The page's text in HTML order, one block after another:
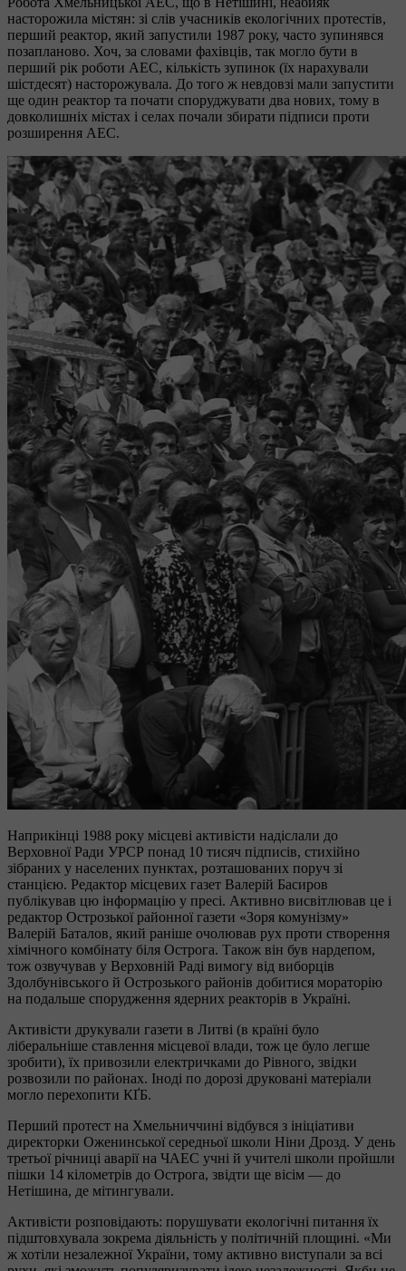
насторожила містян: зі слів учасників екологічних протестів,
перший реактор, який запустили 1987 року, часто зупинявся
позапланово. Хоч, за словами фахівців, так могло бути в
перший рік роботи АЕС, кількість зупинок (їх нарахували
шістдесят) насторожувала. До того ж невдовзі мали запустити
ще один реактор та почати споруджувати два нових, тому в
довколишніх містах і селах почали збирати підписи проти
розширення АЕС.
Наприкінці 1988 року місцеві активісти надіслали до
Верховної Ради УРСР понад 10 тисяч підписів, стихійно
зібраних у населених пунктах, розташованих поруч зі
станцією. Редактор місцевих газет Валерій Басиров
публікував цю інформацію у пресі. Активно висвітлював це і
редактор Острозької районної газети «Зоря комунізму»
Валерій Баталов, який раніше очолював рух проти створення
хімічного комбінату біля Острога. Також він був нардепом,
тож озвучував у Верховній Раді вимогу від виборців
Здолбунівського й Острозького районів добитися мораторію
на подальше спорудження ядерних реакторів в Україні.
Активісти друкували газети в Литві (в країні було
ліберальніше ставлення місцевої влади, тож це було легше
зробити), їх привозили електричками до Рівного, звідки
розвозили по районах. Іноді по дорозі друковані матеріали
могло перехопити КҐБ.
Перший протест на Хмельниччині відбувся з ініціативи
директорки Оженинської середньої школи Ніни Дрозд. У день
третьої річниці аварії на ЧАЕС учні й учителі школи пройшли
пішки 14 кілометрів до Острога, звідти ще вісім — до
Нетішина, де мітингували.
Активісти розповідають: порушувати екологічні питання їх
підштовхувала зокрема діяльність у політичній площині. «Ми
ж хотіли незалежної України, тому активно виступали за всі